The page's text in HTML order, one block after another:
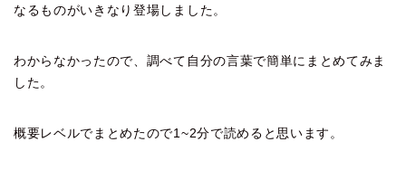
なるものがいきなり登場しました。
わからなかったので、調べて自分の言葉で簡単にまとめてみま
した。
概要レベルでまとめたので1~2分で読めると思います。